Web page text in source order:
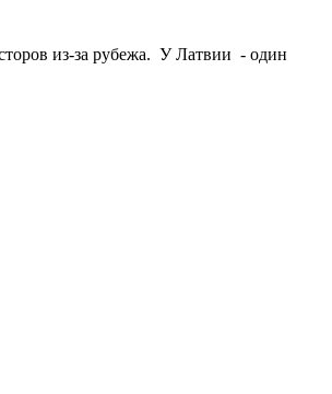
из-за рубежа. У Латвии - один